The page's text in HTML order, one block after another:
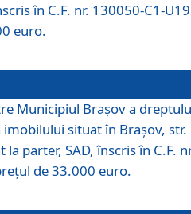
în C.F. nr. 130050-C1-U19
euro.
Municipiul Brașov a
situat în Brașov, str.
parter, SAD, înscris în C.F.
de 33.000 euro.